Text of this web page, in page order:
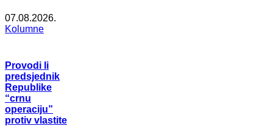
07.08.2026.
Kolumne
Provodi li
predsjednik
Republike
“crnu
operaciju”
protiv vlastite